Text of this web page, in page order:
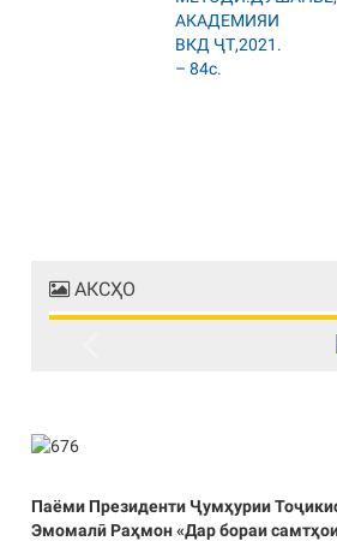
АКСҲО
Паёми Президенти Ҷумҳурии
Эмомалӣ Раҳмон «Дар бораи самтҳои